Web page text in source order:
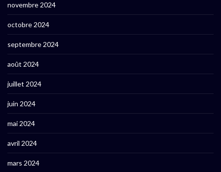
novembre 2024
octobre 2024
septembre 2024
août 2024
juillet 2024
juin 2024
mai 2024
avril 2024
mars 2024